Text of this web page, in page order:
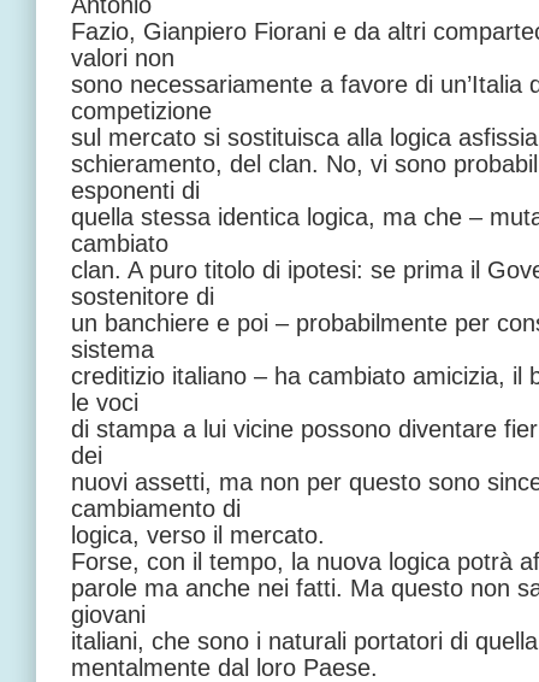
Fazio, Gianpiero Fiorani e da altri
valori non
sono necessariamente a favore di un’Italia
competizione
sul mercato si sostituisca alla logica
schieramento, del clan. No, vi sono
esponenti di
quella stessa identica logica, ma che –
cambiato
clan. A puro titolo di ipotesi: se prima il
sostenitore di
un banchiere e poi – probabilmente per
sistema
creditizio italiano – ha cambiato amicizia, il
le voci
di stampa a lui vicine possono diventare
dei
nuovi assetti, ma non per questo sono
cambiamento di
logica, verso il mercato.
Forse, con il tempo, la nuova logica potrà
parole ma anche nei fatti. Ma questo non
giovani
italiani, che sono i naturali portatori di
mentalmente dal loro Paese.